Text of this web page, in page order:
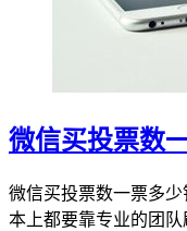
微信买投票数
微信买投票数一票多
本上都要靠专业的团